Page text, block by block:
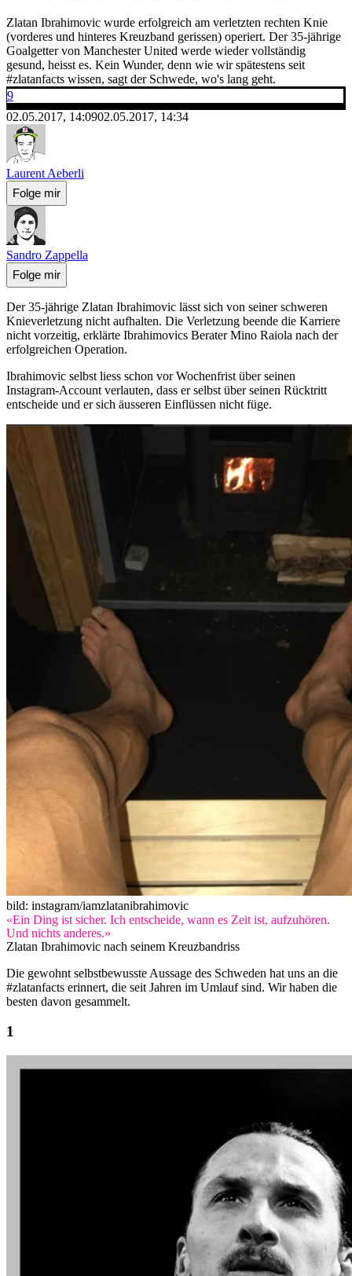
Zlatan Ibrahimovic wurde erfolgreich am verletzten rechten Knie
(vorderes und hinteres Kreuzband gerissen) operiert. Der 35-jährige
Goalgetter von Manchester United werde wieder vollständig
gesund, heisst es. Kein Wunder, denn wie wir spätestens seit
#zlatanfacts wissen, sagt der Schwede, wo's lang geht.
9
02.05.2017, 14:0902.05.2017, 14:34
Laurent Aeberli
Folge mir
Sandro Zappella
Folge mir
Der 35-jährige Zlatan Ibrahimovic lässt sich von seiner schweren
Knieverletzung nicht aufhalten. Die Verletzung beende die Karriere
nicht vorzeitig, erklärte Ibrahimovics Berater Mino Raiola nach der
erfolgreichen Operation.
Ibrahimovic selbst liess schon vor Wochenfrist über seinen
Instagram-Account verlauten, dass er selbst über seinen Rücktritt
entscheide und er sich äusseren Einflüssen nicht füge.
bild: instagram/iamzlatanibrahimovic
«Ein Ding ist sicher. Ich entscheide, wann es Zeit ist, aufzuhören.
Und nichts anderes.»
Zlatan Ibrahimovic nach seinem Kreuzbandriss
Die gewohnt selbstbewusste Aussage des Schweden hat uns an die
#zlatanfacts erinnert, die seit Jahren im Umlauf sind. Wir haben die
besten davon gesammelt.